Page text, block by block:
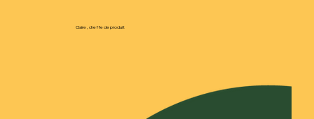
Claire , cheffe de produit